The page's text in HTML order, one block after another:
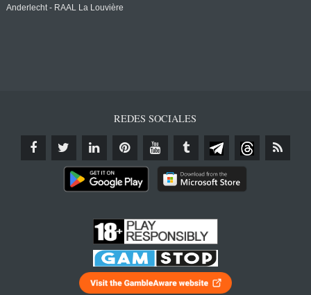
Anderlecht - RAAL La Louvière
REDES SOCIALES